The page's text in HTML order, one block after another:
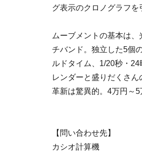
グ表示のクロノグラフを
ムーブメントの基本は
チバンド。独立した5個
ルドタイム、1/20秒・
レンダーと盛りだくさ
革新は驚異的。4万円～5
【問い合わせ先】
カシオ計算機